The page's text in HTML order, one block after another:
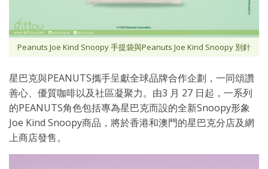
Peanuts Joe Kind Snoopy 手提袋與Peanuts Joe Kind Snoopy 別針
星巴克與PEANUTS攜手呈獻全球品牌合作企劃，一同頌讚
善心、優質咖啡以及社區凝聚力。由3 月 27 日起，一系列
的PEANUTS角色包括專為星巴克而設的全新Snoopy形象
Joe Kind Snoopy商品，將於香港和澳門的星巴克分店及網
上商店發售。